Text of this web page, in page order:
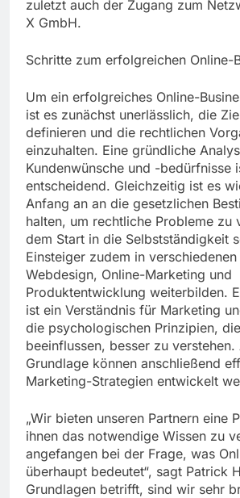
zuletzt auch der Zugang zum
X GmbH.
Schritte zum erfolgreichen Online-
Um ein erfolgreiches Online-
ist es zunächst unerlässlich, die
definieren und die rechtlichen
einzuhalten. Eine gründliche
Kundenwünsche und -bedürfnisse
entscheidend. Gleichzeitig ist es
Anfang an an die gesetzlichen
halten, um rechtliche Probleme zu
dem Start in die Selbstständigkeit
Einsteiger zudem in
Webdesign, Online-Marketing und
Produktentwicklung weiterbilden.
ist ein Verständnis für Marketing
die psychologischen Prinzipien,
beeinflussen, besser zu
Grundlage können anschließend
Marketing-Strategien entwickelt
„Wir bieten unseren Partnern eine
ihnen das notwendige Wissen zu
angefangen bei der Frage, was
überhaupt bedeutet“, sagt Patrick
Grundlagen betrifft, sind wir sehr